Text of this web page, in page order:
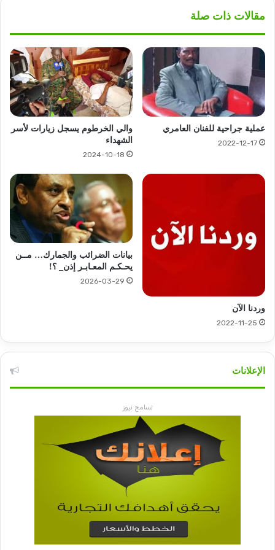
مقالات ذات صلة
عملية جراحية للفنان العامري
2022-12-17
والي الخرطوم يسجل زيارات لأسر
الشهداء
2024-10-18
وردنا الآن
2022-11-25
بيانات الضرائب والجمارك… مــن
يحـكـم المعـابـر إذن_ ؟!
2026-03-29
الإعلانات
تسامح نيوز